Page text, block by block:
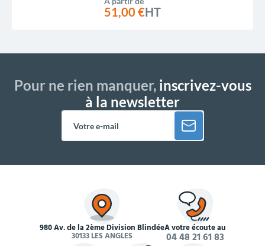
51,00 €HT
Pour ne rien manquer,inscrivez-vous
à la newsletter
980 Av. de la 2ème Division Blindée
30133 LES ANGLES
À votre écoute au
04 48 21 61 83